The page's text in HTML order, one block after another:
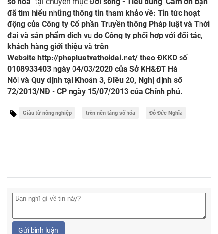
đã tìm hiểu những thông tin tham khảo về: Tin tức hoạt
động của Công ty Cổ phần Truyền thông Pháp luật và Thời
đại và sản phẩm dịch vụ do Công ty phối hợp với đối tác,
khách hàng giới thiệu và trên
Website http://phapluatvathoidai.net/ theo ĐKKD số
0108933403 ngày 04/03/2020 của Sở KH&ĐT Hà
Nôi và Quy định tại Khoản 3, Điều 20, Nghị định số
72/2013/NĐ - CP ngày 15/07/2013 của Chính phủ.
Giàu từ nông nghiệp trên nền tảng số hóa Đỗ Đức Nghĩa
Gửi bình luận